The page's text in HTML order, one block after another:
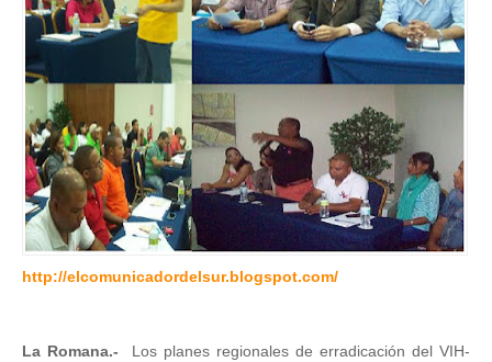
http://elcomunicadordelsur.blogspot.com/
La Romana.- Los planes regionales de erradicación del VIH-